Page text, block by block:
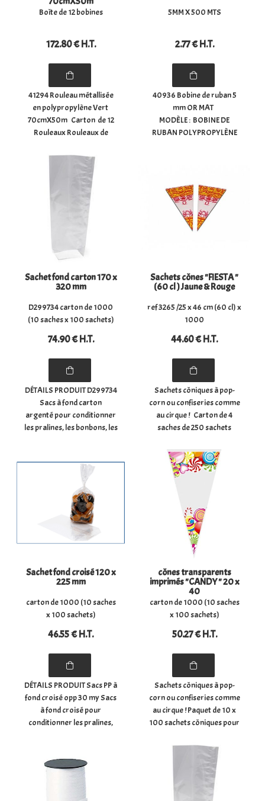
Boîte de 12 bobines
172.80€ H.T.
41294 Rouleau métallisée
en polypropylène Vert
70cmX50m Carton de 12
Rouleaux Rouleaux de
m métallisé. Idéal pour les
bijoux, parfums,
fleurs. petits cadeaux...
5MM X 500 MTS
2.77€ H.T.
40936 Bobine de ruban 5
mm OR MAT
MODÈLE : BOBINE DE
RUBAN POLYPROPYLÈNE
Sachet fond carton 170 x
320 mm
D299734 carton de 1000
(10 saches x 100 sachets)
74.90€ H.T.
DÉTAILS PRODUIT D299734
Sacs à fond carton
argenté pour conditionner
les pralines, les bonbons, les
- Dimensions du sachet à
plat : (largeur) 17 cm x
(hauteur) ...
Sachets cônes "FIESTA "
(60 cl ) Jaune & Rouge
ref 3265 /25 x 46 cm (60 cl) x
1000
44.60€H.T.
Sachets côniques à pop-
corn ou confiseries comme
au cirque ! Carton de 4
saches de 250 sachets
comme au cirque ou pour
emporter ! (convient
également pour des
Sachet fond croisé 120 x
225 mm
carton de 1000 (10 saches
x 100 sachets)
46.55€H.T.
DÉTAILS PRODUIT Sacs PP à
fond croisé opp 30 my Sacs
à fond croisé pour
conditionner les pralines,
les épices, ... - Dimensions du
sachet à plat : (largeur) 12
cônes transparents
imprimés "CANDY " 20 x
40
carton de 1000 (10 saches
x 100 sachets)
50.27€ H.T.
Sachets côniques à pop-
corn ou confiseries comme
au cirque ! Paquet de 10 x
100 sachets côniques pour
pralines, chamalows, ...
- Dimensions : (hauteur) 40
cm x (largeur au plus large)